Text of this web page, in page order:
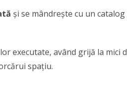
și se mândrește cu un
executate, având grijă la
spaţiu.